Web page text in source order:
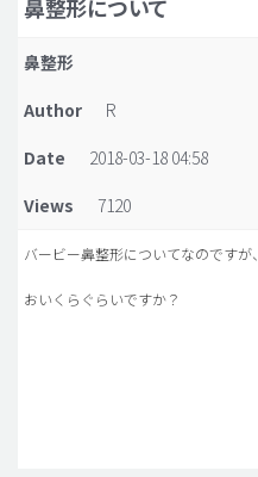
idリアルストーリー
idニュース
病院紹介
安全整形
鼻整形について
鼻整形
Author
R
Date
2018-03-18 04:58
Views
7120
バービー鼻整形についてなのですが、
おいくらぐらいですか？